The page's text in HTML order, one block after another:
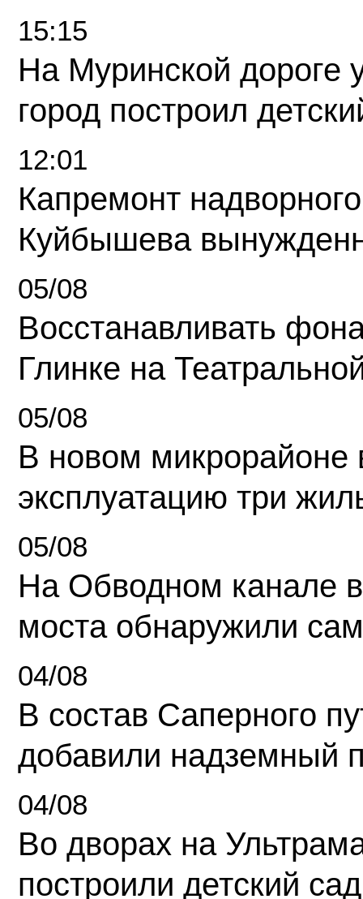
15:15
На Муринской дороге
город построил
12:01
Капремонт
Куйбышева
05/08
Восстанавливать
Глинке на
05/08
В новом микрорайоне
эксплуатацию три
05/08
На Обводном канале
моста обнаружили
04/08
В состав Саперного
добавили надземный
04/08
Во дворах на
построили детский сад